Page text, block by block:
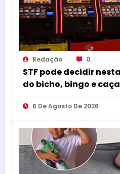
Redação 0
STF pode decidir
do bicho, bingo e
seguem ilegais
6 De Agosto De 2026